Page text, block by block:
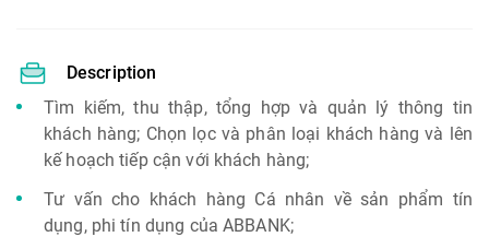
Description
Tìm kiếm, thu thập, tổng hợp và quản lý thông tin
khách hàng; Chọn lọc và phân loại khách hàng và lên
kế hoạch tiếp cận với khách hàng;
Tư vấn cho khách hàng Cá nhân về sản phẩm tín
dụng, phi tín dụng của ABBANK;